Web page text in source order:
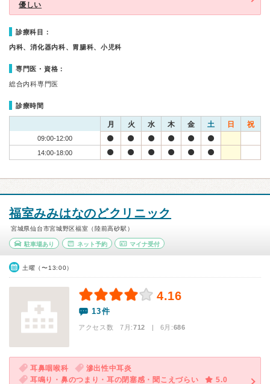
優しい
診療科目：
内科、消化器内科、胃腸科、小児科
専門医・資格：
総合内科専門医
診療時間
月 火 水 木 金 土 日 祝
09:00-12:00
14:00-18:00
福室みみはなのどクリニック
宮城県仙台市宮城野区福室（陸前高砂駅）
駐車場あり ネット予約 マイナ受付
土曜（〜13:00）
4.16
13件
アクセス数 7月:712 | 6月:686
耳鼻咽喉科
滲出性中耳炎
耳鳴り・鼻のつまり・耳の閉塞感・聞こえづらい
5.0